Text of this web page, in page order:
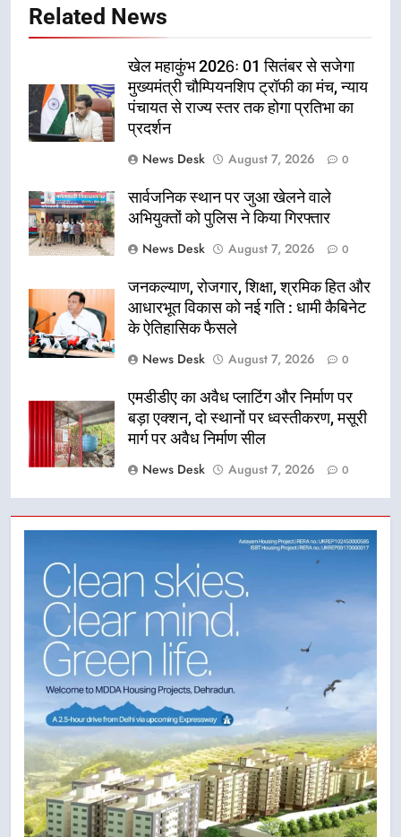
Related News
खेल महाकुंभ 2026ः 01 सितंबर से सजेगा
मुख्यमंत्री चौम्पियनशिप ट्रॉफी का मंच, न्याय
पंचायत से राज्य स्तर तक होगा प्रतिभा का
प्रदर्शन
News Desk
August 7, 2026 0
सार्वजनिक स्थान पर जुआ खेलने वाले
अभियुक्तों को पुलिस ने किया गिरफ्तार
News Desk
August 7, 2026 0
जनकल्याण, रोजगार, शिक्षा, श्रमिक हित और
आधारभूत विकास को नई गति : धामी कैबिनेट
के ऐतिहासिक फैसले
News Desk
August 7, 2026 0
एमडीडीए का अवैध प्लाटिंग और निर्माण पर
बड़ा एक्शन, दो स्थानों पर ध्वस्तीकरण, मसूरी
मार्ग पर अवैध निर्माण सील
News Desk
August 7, 2026 0